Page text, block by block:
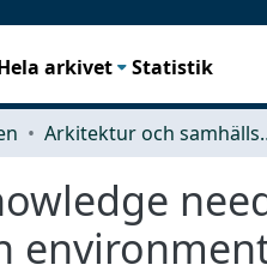
arkivet Statistik
Arkitektur